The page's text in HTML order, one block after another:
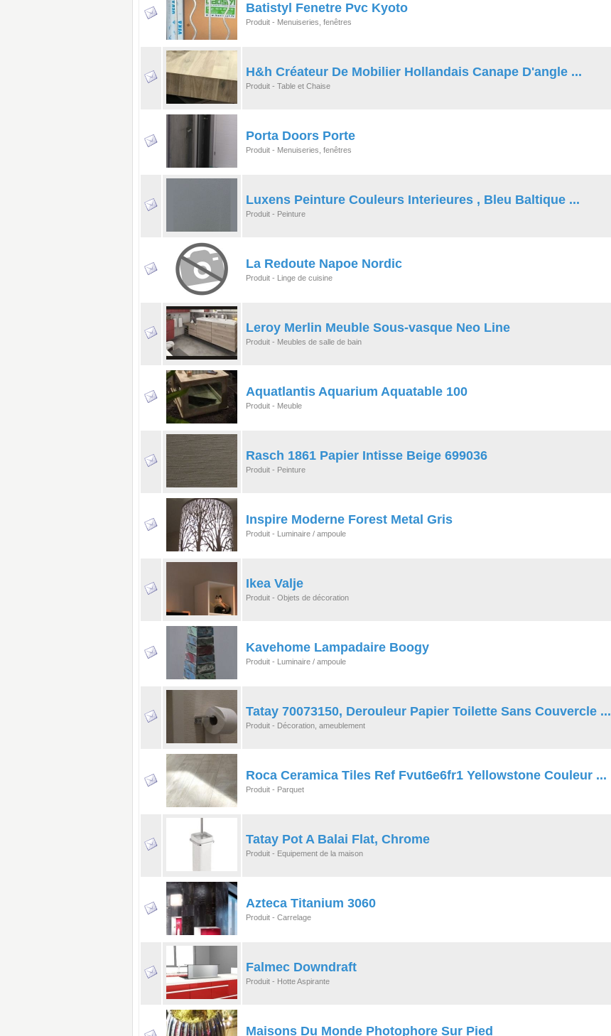
Batistyl Fenetre Pvc Kyoto
Produit - Menuiseries, fenêtres
H&h Créateur De Mobilier Hollandais Canape D'angle ...
Produit - Table et Chaise
Porta Doors Porte
Produit - Menuiseries, fenêtres
Luxens Peinture Couleurs Interieures , Bleu Baltique ...
Produit - Peinture
La Redoute Napoe Nordic
Produit - Linge de cuisine
Leroy Merlin Meuble Sous-vasque Neo Line
Produit - Meubles de salle de bain
Aquatlantis Aquarium Aquatable 100
Produit - Meuble
Rasch 1861 Papier Intisse Beige 699036
Produit - Peinture
Inspire Moderne Forest Metal Gris
Produit - Luminaire / ampoule
Ikea Valje
Produit - Objets de décoration
Kavehome Lampadaire Boogy
Produit - Luminaire / ampoule
Tatay 70073150, Derouleur Papier Toilette Sans Couvercle ...
Produit - Décoration, ameublement
Roca Ceramica Tiles Ref Fvut6e6fr1 Yellowstone Couleur ...
Produit - Parquet
Tatay Pot A Balai Flat, Chrome
Produit - Equipement de la maison
Azteca Titanium 3060
Produit - Carrelage
Falmec Downdraft
Produit - Hotte Aspirante
Maisons Du Monde Photophore Sur Pied